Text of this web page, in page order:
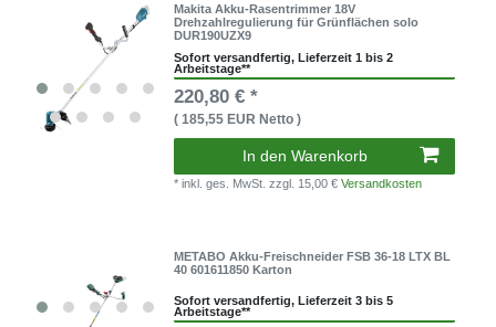
Makita Akku-Rasentrimmer 18V
Drehzahlregulierung für Grünflächen solo
DUR190UZX9
Sofort versandfertig, Lieferzeit 1 bis 2
Arbeitstage**
220,80 € *
( 185,55 EUR Netto )
In den Warenkorb
* inkl. ges. MwSt.zzgl. 15,00 €Versandkosten
METABO Akku-Freischneider FSB 36-18 LTX BL
40 601611850 Karton
Sofort versandfertig, Lieferzeit 3 bis 5
Arbeitstage**